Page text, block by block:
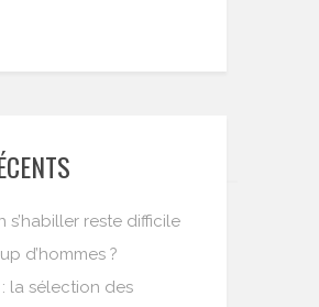
s’habiller reste difficile
d’hommes ?
la sélection des